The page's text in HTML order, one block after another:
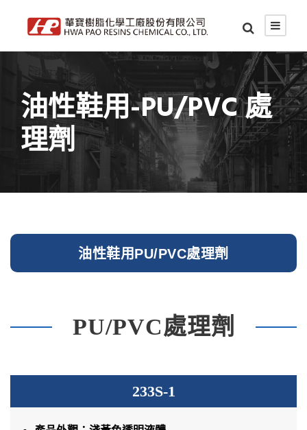
油性鞋用-PU/PVC 處
理劑
油性鞋用PU/PVC處理劑
PU/PVC處理劑
233S-1